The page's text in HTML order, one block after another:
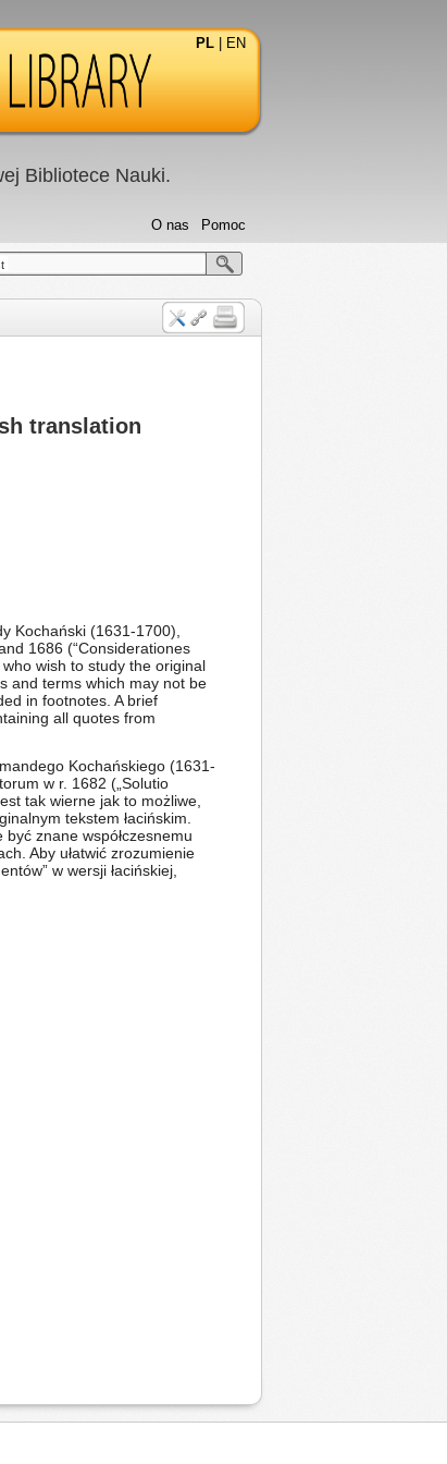
PL EN
Bibliotece Nauki.
Pomoc
O nas
translation
Kochański (1631-1700),
1686 (“Considerationes
wish to study the original
and terms which may not be
in footnotes. A brief
all quotes from
Kochańskiego (1631-
w r. 1682 („Solutio
tak wierne jak to możliwe,
tekstem łacińskim.
znane współczesnemu
Aby ułatwić zrozumienie
w wersji łacińskiej,